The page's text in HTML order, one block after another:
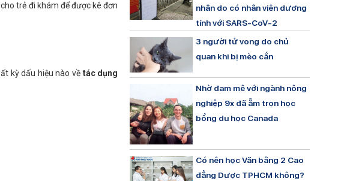
trẻ đi khám để được kê đơn
kỳ dấu hiệu nào về tác dụng
nhân do có nhân viên dương
tính với SARS-CoV-2
3 người tử vong do chủ
quan khi bị mèo cắn
Nhờ đam mê với ngành nông
nghiệp 9x đã ẵm trọn học
bổng du học Canada
Có nên học Văn bằng 2 Cao
đẳng Dược TPHCM không?